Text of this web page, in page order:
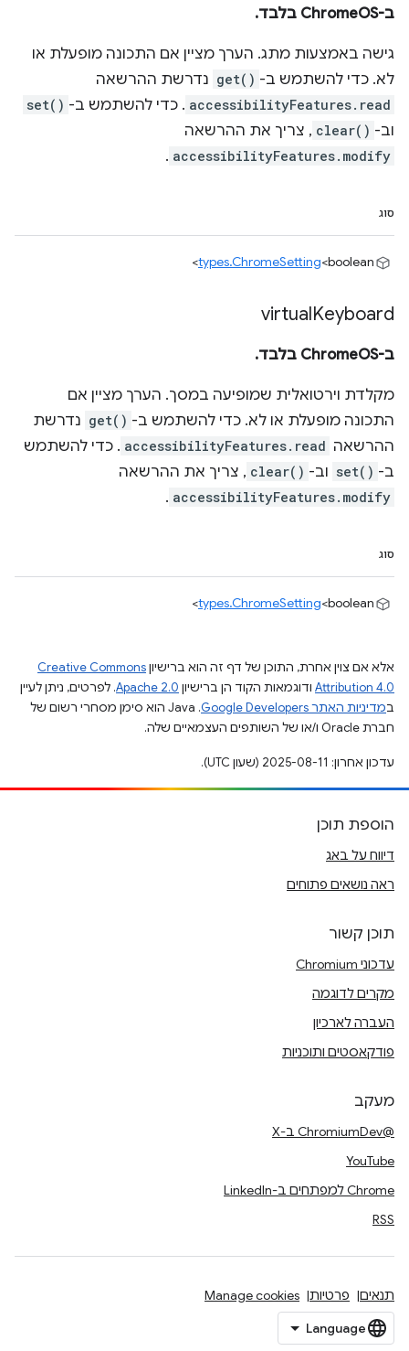
ב-ChromeOS בלבד.
גישה באמצעות מתג. הערך מציין אם התכונה מופעלת או
לא. כדי להשתמש ב- get() נדרשת ההרשאה
accessibilityFeatures.read . כדי להשתמש ב- set()
וב- clear() , צריך את ההרשאה
accessibilityFeatures.modify
.
סוג
types.ChromeSetting<boolean>
virtualKeyboard
ב-ChromeOS בלבד.
מקלדת וירטואלית שמופיעה במסך. הערך מציין אם
התכונה מופעלת או לא. כדי להשתמש ב- get() נדרשת
ההרשאה accessibilityFeatures.read . כדי להשתמש
ב- set() וב- clear() , צריך את ההרשאה
accessibilityFeatures.modify
.
סוג
types.ChromeSetting<boolean>
אלא אם צוין אחרת, התוכן של דף זה הוא ברישיוןCreative Commons
Attribution 4.0 ודוגמאות הקוד הן ברישיון Apache 2.0. לפרטים, ניתן לעיין
במדיניות האתר Google Developers‏
.‏ Java הוא סימן מסחרי רשום של
חברת Oracle ו/או של השותפים העצמאיים שלה.
עדכון אחרון: 2025-08-11 (שעון UTC).
הוספת תוכן
דיווח על באג
ראה נושאים פתוחים
תוכן קשור
עדכוני Chromium
מקרים לדוגמה
העברה לארכיון
פודקאסטים ותוכניות
מעקב
@ChromiumDev ב-X
YouTube
Chrome למפתחים ב-LinkedIn
RSS
תנאים פרטיות Manage cookies